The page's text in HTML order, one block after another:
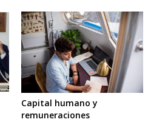
Capital humano y
remuneraciones